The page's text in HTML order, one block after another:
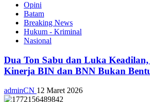
Opini
Batam
Breaking News
Hukum - Kriminal
Nasional
Dua Ton Sabu dan Luka
Kinerja BIN dan BNN Bukan
adminCN 12 Maret 2026